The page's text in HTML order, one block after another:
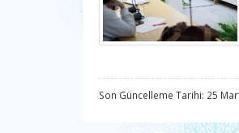
Son Güncelleme Tarihi: 25